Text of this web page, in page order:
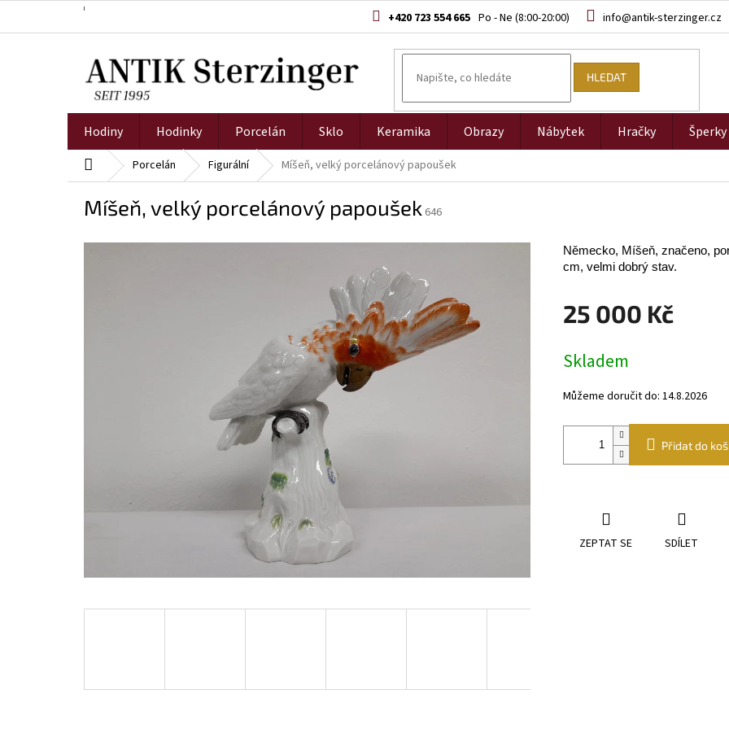
obsah
+420 723 554 665 info@antik-sterzinger.cz
HLEDAT
Hodiny Hodinky Porcelán Sklo Keramika Obrazy Nábytek Hračky Šperky
Domů Porcelán Figurální Míšeň, velký porcelánový papoušek
Míšeň, velký porcelánový papoušek 646
25 000 Kč
cena:
Skladem
Můžeme doručit do: 14.8.2026
Přidat do
Německo, Míšeň, značeno,
cm, velmi dobrý stav.
ZEPTAT SE SDÍLET